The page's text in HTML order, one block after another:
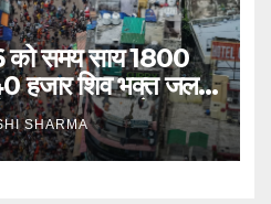
समय साय 1800
हजार शिव भक्त जल
प्रस्थान कर चुके
SHARMA